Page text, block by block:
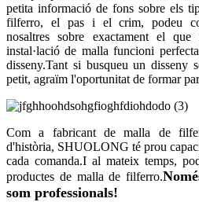
petita informació de fons sobre els
filferro, el pas i el crim, podeu
nosaltres sobre exactament el que
instal·lació de malla funcioni
disseny.Tant si busqueu un disseny
petit, agraïm l'oportunitat de formar
Com a fabricant de malla de
d'història, SHUOLONG té prou
cada comanda.I al mateix temps,
productes de malla de filferro.
som professionals!